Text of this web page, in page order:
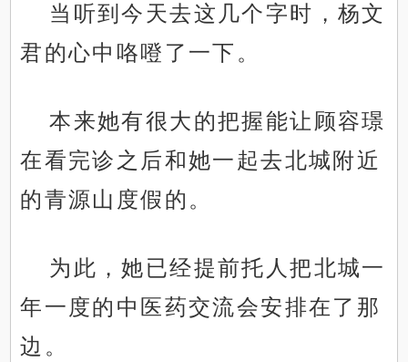
当听到今天去这几个字时，杨文
君的心中咯噔了一下。
本来她有很大的把握能让顾容璟
在看完诊之后和她一起去北城附近
的青源山度假的。
为此，她已经提前托人把北城一
年一度的中医药交流会安排在了那
边。